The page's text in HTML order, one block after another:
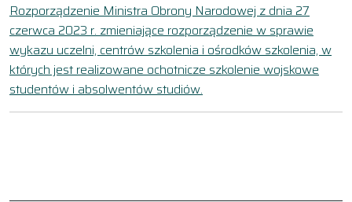
Rozporządzenie Ministra Obrony Narodowej z dnia 27
czerwca 2023 r. zmieniające rozporządzenie w sprawie
wykazu uczelni, centrów szkolenia i ośrodków szkolenia, w
których jest realizowane ochotnicze szkolenie wojskowe
studentów i absolwentów studiów.